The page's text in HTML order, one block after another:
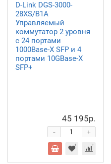
D-Link DGS-3000-
28XS/B1A
Управляемый
коммутатор 2 уровня
с 24 портами
1000Base-X SFP и 4
портами 10GBase-X
SFP+
45 195р.
+
-